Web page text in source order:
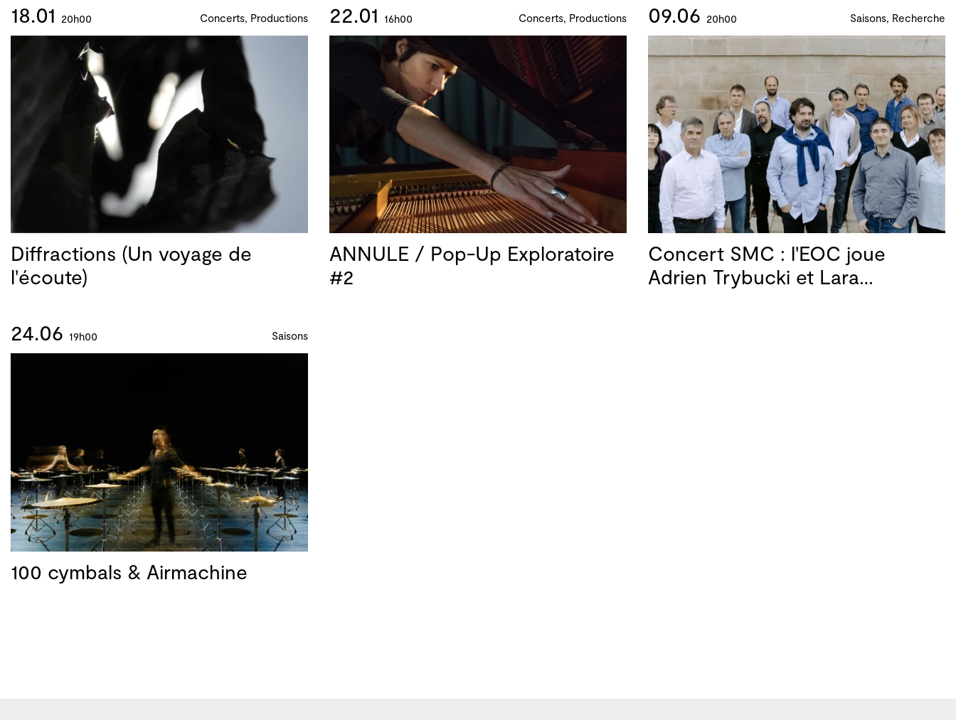
18.01 20h00 Concerts, Productions
Diffractions (Un voyage de
l'écoute)
22.01 16h00 Concerts, Productions
ANNULE / Pop-Up Exploratoire
#2
09.06 20h00 Saisons, Recherche
Concert SMC : l'EOC joue
Adrien Trybucki et Lara…
24.06 19h00 Saisons
100 cymbals & Airmachine